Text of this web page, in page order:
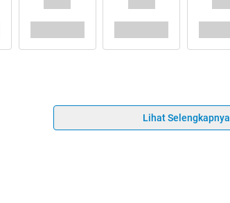
Lihat Selengkapnya